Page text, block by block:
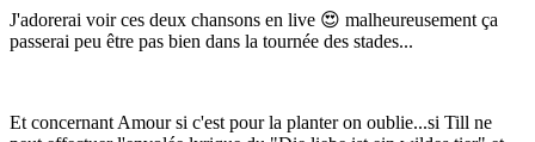
J'adorerai voir ces deux chansons en live 😍 malheureusement ça
passerai peu être pas bien dans la tournée des stades...
Et concernant Amour si c'est pour la planter on oublie...si Till ne